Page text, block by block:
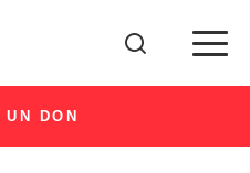
DON